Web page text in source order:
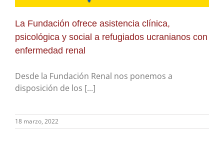
La Fundación ofrece asistencia clínica,
psicológica y social a refugiados ucranianos con
enfermedad renal
Desde la Fundación Renal nos ponemos a
disposición de los [...]
18 marzo, 2022